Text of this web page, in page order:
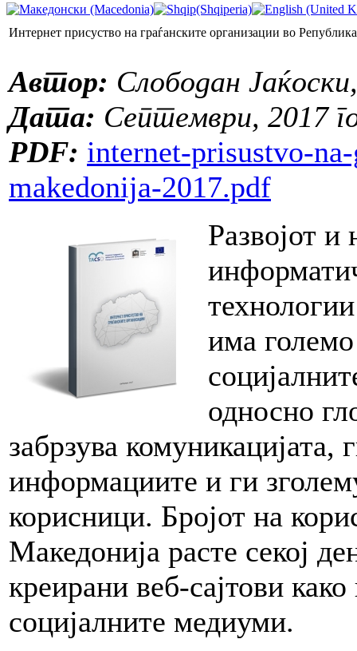
Интернет присуство на граѓанските организации во
Aвтор: Слободан
Дата: Септември, 2017
PDF: internet-prisustvo-
makedonija-2017.pdf
Развојот и
има
односно
забрзува комуникацијата,
информациите и ги
корисници. Бројот на
Македонија расте секој
креирани веб-сајтови
социјалните медиуми.